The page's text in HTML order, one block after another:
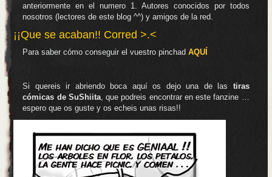
anteriormente en el numero 1. Autores conocidos por todos
nosotros (lectores de este blog ^^) y amigos de la red.
¡¡Que se acaban!! Corred >.<
Para saber cómo conseguir el vuestro pinchadAQUÍ
Si quereis ir abriendo boca aquí os dejo una de las tiras
cómicas de SuShiita, que podreis encontrar en este fanzine …
espero que os guste y os echeis unas risas!!